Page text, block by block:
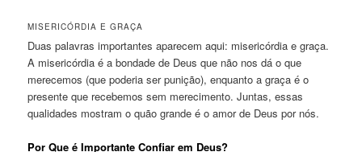
MISERICÓRDIA E GRAÇA
Duas palavras importantes aparecem aqui: misericórdia e graça.
A misericórdia é a bondade de Deus que não nos dá o que
merecemos (que poderia ser punição), enquanto a graça é o
presente que recebemos sem merecimento. Juntas, essas
qualidades mostram o quão grande é o amor de Deus por nós.
Por Que é Importante Confiar em Deus?